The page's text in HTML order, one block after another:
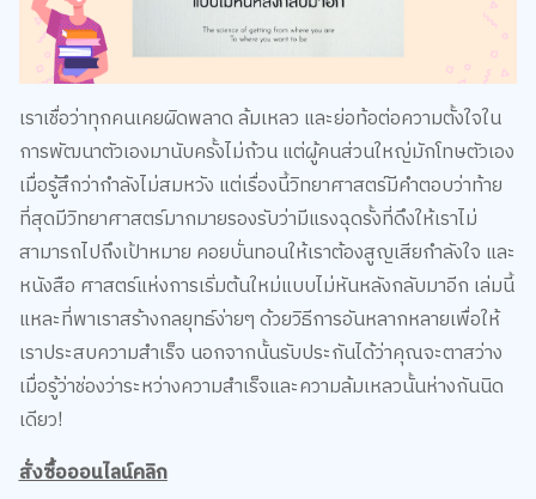
เราเชื่อว่าทุกคนเคยผิดพลาด ล้มเหลว และย่อท้อต่อความตั้งใจใน
การพัฒนาตัวเองมานับครั้งไม่ถ้วน แต่ผู้คนส่วนใหญ่มักโทษตัวเอง
เมื่อรู้สึกว่ากำลังไม่สมหวัง แต่เรื่องนี้วิทยาศาสตร์มีคำตอบว่าท้าย
ที่สุดมีวิทยาศาสตร์มากมายรองรับว่ามีแรงฉุดรั้งที่ดึงให้เราไม่
สามารถไปถึงเป้าหมาย คอยบั่นทอนให้เราต้องสูญเสียกำลังใจ และ
หนังสือ ศาสตร์แห่งการเริ่มต้นใหม่แบบไม่หันหลังกลับมาอีก เล่มนี้
แหละที่พาเราสร้างกลยุทธ์ง่ายๆ ด้วยวิธีการอันหลากหลายเพื่อให้
เราประสบความสำเร็จ นอกจากนั้นรับประกันได้ว่าคุณจะตาสว่าง
เมื่อรู้ว่าช่องว่าระหว่างความสำเร็จและความล้มเหลวนั้นห่างกันนิด
เดียว!
สั่งซื้อออนไลน์คลิก